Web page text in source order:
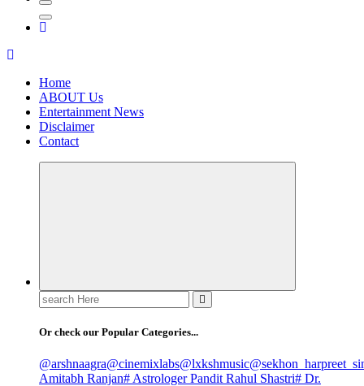
Home
ABOUT Us
Entertainment News
Disclaimer
Contact
Search
for:
Or check our Popular Categories...
@arshnaagra@cinemixlabs@lxkshmusic
Amitabh Ranjan# Astrologer Pandit Rahul Shastri# Dr.